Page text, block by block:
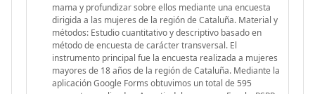
mama y profundizar sobre ellos mediante una encuesta
dirigida a las mujeres de la región de Cataluña. Material y
métodos: Estudio cuantitativo y descriptivo basado en
método de encuesta de carácter transversal. El
instrumento principal fue la encuesta realizada a mujeres
mayores de 18 años de la región de Cataluña. Mediante la
aplicación Google Forms obtuvimos un total de 595